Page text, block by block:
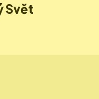
Svět